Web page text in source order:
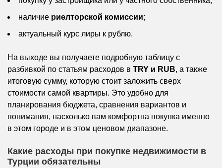
наличие риелторской комиссии;
актуальный курс лиры к рублю.
На выходе вы получаете подробную таблицу с
разбивкой по статьям расходов в TRY и RUB, а также
итоговую сумму, которую стоит заложить сверх
стоимости самой квартиры. Это удобно для
планирования бюджета, сравнения вариантов и
понимания, насколько вам комфортна покупка именно
в этом городе и в этом ценовом диапазоне.
Какие расходы при покупке недвижимости в
Турции обязательны